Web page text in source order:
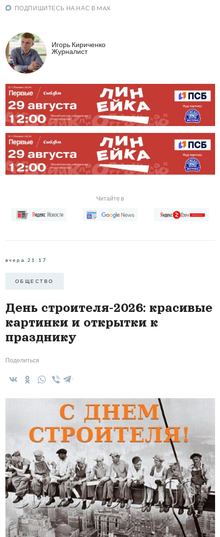
ПОДПИШИТЕСЬ НА НАС В MAX
Игорь Кириченко
Журналист
Читайте в
вчера 21:17
ОБЩЕСТВО
День строителя-2026: красивые
картинки и открытки к
празднику
Поделиться